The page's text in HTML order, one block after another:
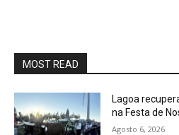
MOST READ
Lagoa
na Festa de
Agosto 6, 2026